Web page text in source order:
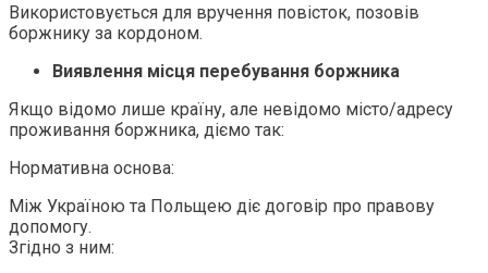
Використовується для вручення повісток, позовів
боржнику за кордоном.
Виявлення місця перебування боржника
Якщо відомо лише країну, але невідомо місто/адресу
проживання боржника, діємо так:
Нормативна основа:
Між Україною та Польщею діє договір про правову
допомогу.
Згідно з ним: